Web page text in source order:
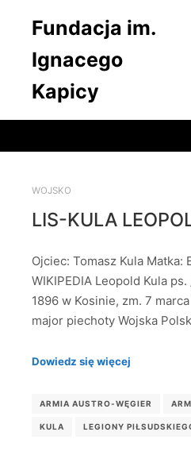
Fundacja im.
Ignacego
Kapicy
WOJSKO
LIS-KULA
Ojciec: Tomasz Kula Matka:
WIKIPEDIA Leopold Kula ps.
1896 w Kosinie, zm. 7
major piechoty Wojska
Dowiedz się więcej
ARMIA AUSTRO-WĘGIER
KULA LEGIONY